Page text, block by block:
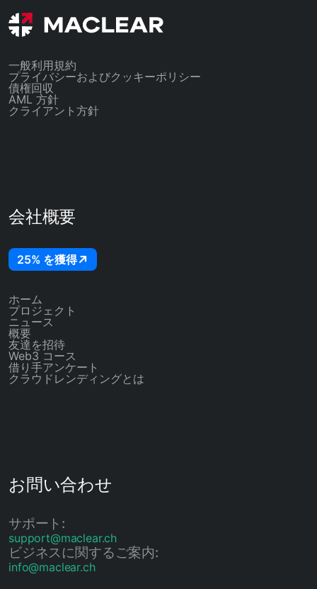
見る前に却下されます。
一般利用規約
プライバシーおよびクッキーポリシー
債権回収
AML 方針
クライアント方針
会社概要
25% を獲得
ホーム
プロジェクト
ニュース
概要
友達を招待
Web3 コース
借り手アンケート
クラウドレンディングとは
お問い合わせ
サポート:
support@maclear.ch
ビジネスに関するご案内:
info@maclear.ch